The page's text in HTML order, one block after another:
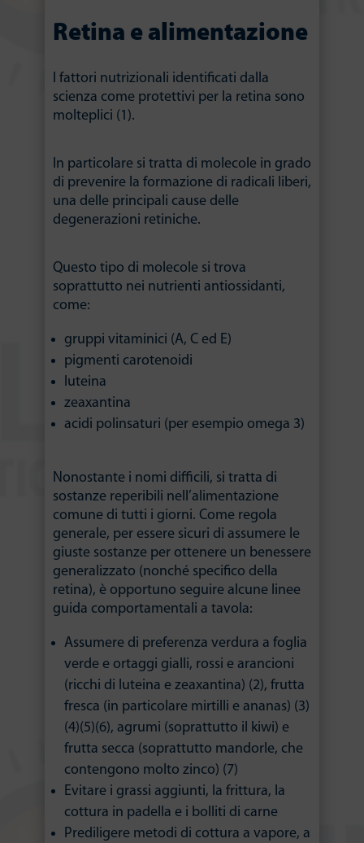
Retina e alimentazione
I fattori nutrizionali identificati dalla
scienza come protettivi per la retina sono
molteplici (1).
In particolare si tratta di molecole in grado
di prevenire la formazione di radicali liberi,
una delle principali cause delle
degenerazioni retiniche.
Questo tipo di molecole si trova
soprattutto nei nutrienti antiossidanti,
come:
gruppi vitaminici (A, C ed E)
pigmenti carotenoidi
luteina
zeaxantina
acidi polinsaturi (per esempio omega 3)
Nonostante i nomi difficili, si tratta di
sostanze reperibili nell’alimentazione
comune di tutti i giorni. Come regola
generale, per essere sicuri di assumere le
giuste sostanze per ottenere un benessere
generalizzato (nonché specifico della
retina), è opportuno seguire alcune linee
guida comportamentali a tavola:
Assumere di preferenza verdura a foglia
verde e ortaggi gialli, rossi e arancioni
(ricchi di luteina e zeaxantina) (2), frutta
fresca (in particolare mirtilli e ananas) (3)
(4)(5)(6), agrumi (soprattutto il kiwi) e
frutta secca (soprattutto mandorle, che
contengono molto zinco) (7)
Evitare i grassi aggiunti, la frittura, la
cottura in padella e i bolliti di carne
Prediligere metodi di cottura a vapore, a